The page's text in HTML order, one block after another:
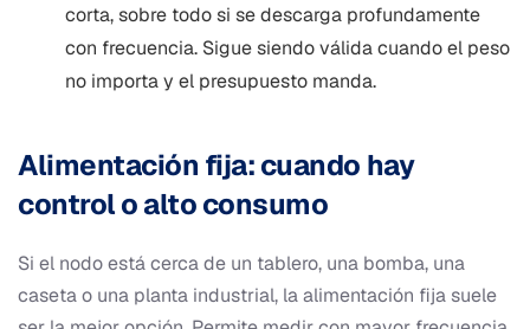
corta, sobre todo si se descarga profundamente
con frecuencia. Sigue siendo válida cuando el peso
no importa y el presupuesto manda.
Alimentación fija: cuando hay
control o alto consumo
Si el nodo está cerca de un tablero, una bomba, una
caseta o una planta industrial, la alimentación fija suele